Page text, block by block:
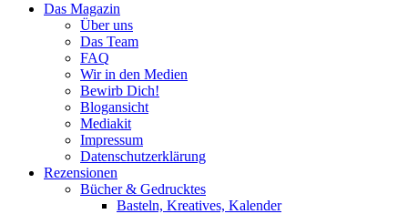
Das Magazin
Über uns
Das Team
FAQ
Wir in den Medien
Bewirb Dich!
Blogansicht
Mediakit
Impressum
Datenschutzerklärung
Rezensionen
Bücher & Gedrucktes
Basteln, Kreatives, Kalender